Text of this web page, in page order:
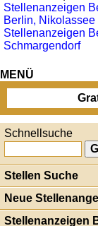
Stellenanzeigen
Berlin, Nikolassee
Stellenanzeigen
Schmargendorf
MENÜ
Schnellsuche
Stellen Suche
Neue
Stellenanzeigen